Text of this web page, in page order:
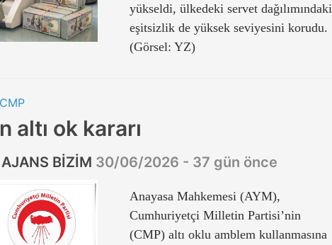
yükseldi, ülkedeki servet dağılımındaki
eşitsizlik de yüksek seviyesini korudu.
(Görsel: YZ)
altı ok kararı
BİZİM 30/06/2026 - 37 gün önce
Anayasa Mahkemesi (AYM),
Cumhuriyetçi Milletin Partisi’nin
(CMP) altı oklu amblem kullanmasına